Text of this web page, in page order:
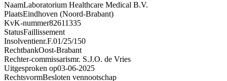
NaamLaboratorium Healthcare Medical B.V.
PlaatsEindhoven (Noord-Brabant)
KvK-nummer82611335
StatusFaillissement
Insolventienr.F.01/25/150
RechtbankOost-Brabant
Rechter-commissarismr. S.J.O. de Vries
Uitgesproken op03-06-2025
RechtsvormBesloten vennootschap